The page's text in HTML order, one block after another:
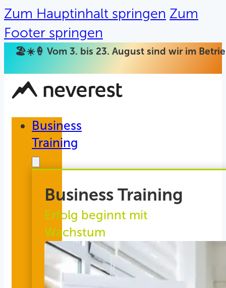
Zum Hauptinhalt springen Zum
Footer springen
🏖️☀️🍦 Vom 3. bis 23. August sind wir im
Business
Training
Business Training
Erfolg beginnt mit
Wachstum